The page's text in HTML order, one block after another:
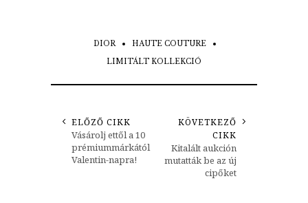
DIOR
HAUTE COUTURE
LIMITÁLT KOLLEKCIÓ
ELŐZŐ CIKK
Vásárolj ettől a 10
prémiummárkától
Valentin-napra!
KÖVETKEZŐ
CIKK
Kitalált aukción
mutatták be az új
cipőket